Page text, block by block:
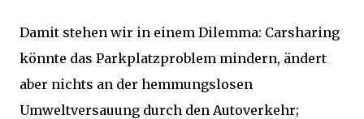
Damit stehen wir in einem Dilemma: Carsharing
könnte das Parkplatzproblem mindern, ändert
aber nichts an der hemmungslosen
Umweltversauung durch den Autoverkehr;